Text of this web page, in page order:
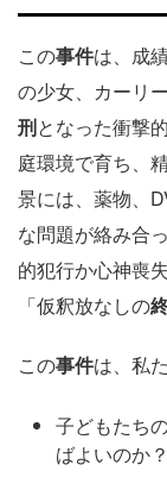
この事件は、成
の少女、カーリ
刑となった衝撃
庭環境で育ち、
景には、薬物、
な問題が絡み合
的犯行か心神喪
「仮釈放なしの
この事件は、私
子どもたち
ばよいのか？